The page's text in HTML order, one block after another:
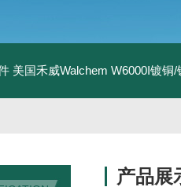
美国禾威Walchem W6000I镀铜
产品展